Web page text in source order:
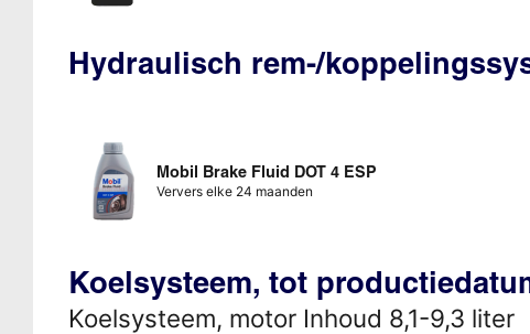
Hydraulisch rem-/
Mobil Brake Fluid DOT 4 ESP
Ververs elke 24 maanden
Koelsysteem, tot
Koelsysteem, motor Inhoud 8,1-9,3 liter